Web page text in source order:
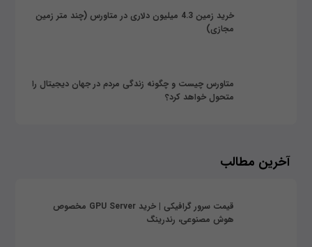
خرید زمین 4.3 میلیون دلاری در متاورس (چند متر زمین
مجازی)
متاورس چیست و چگونه زندگی مردم در جهان دیجیتال را
متحول خواهد کرد؟
آخرین مطالب
قیمت سرور گرافیکی | خرید GPU Server مخصوص
هوش مصنوعی، رندرینگ